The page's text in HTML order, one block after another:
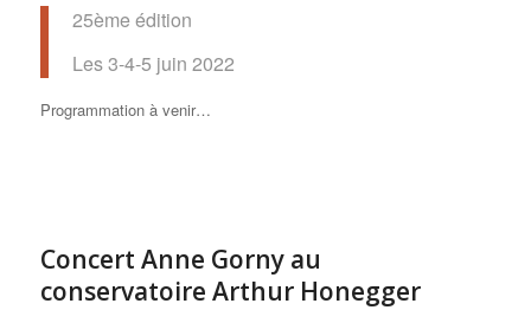
25ème édition
Les 3-4-5 juin 2022
Programmation à venir…
Concert Anne Gorny au
conservatoire Arthur Honegger